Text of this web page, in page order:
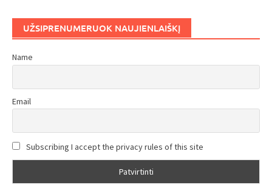
UŽSIPRENUMERUOK NAUJIENLAIŠKĮ
Name
Email
Subscribing I accept the privacy rules of this site